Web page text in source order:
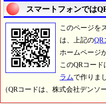
スマートフォンでは
このページを
は、上記のQR
ホームページ
このQRコード
ラムで作りま
（QRコードは、株式会社デンソ